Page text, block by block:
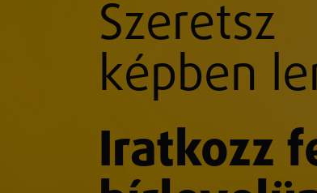
Szeretsz
képben
Iratkozz